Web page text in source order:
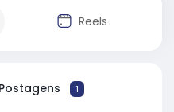
Reels
Postagens 1